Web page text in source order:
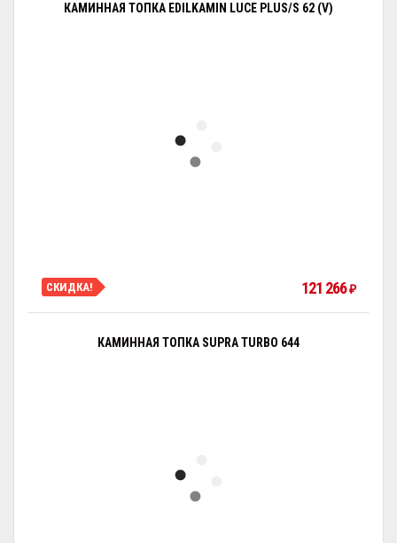
КАМИННАЯ ТОПКА EDILKAMIN LUCE PLUS/S 62 (V)
СКИДКА! 121 266₽
КАМИННАЯ ТОПКА SUPRA TURBO 644